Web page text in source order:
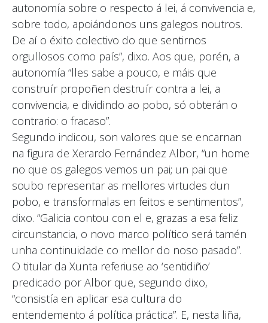
autonomía sobre o respecto á lei, á convivencia e,
sobre todo, apoiándonos uns galegos noutros.
De aí o éxito colectivo do que sentirnos
orgullosos como país”, dixo. Aos que, porén, a
autonomía “lles sabe a pouco, e máis que
construír propoñen destruír contra a lei, a
convivencia, e dividindo ao pobo, só obterán o
contrario: o fracaso”.
Segundo indicou, son valores que se encarnan
na figura de Xerardo Fernández Albor, “un home
no que os galegos vemos un pai; un pai que
soubo representar as mellores virtudes dun
pobo, e transformalas en feitos e sentimentos”,
dixo. “Galicia contou con el e, grazas a esa feliz
circunstancia, o novo marco político será tamén
unha continuidade co mellor do noso pasado”.
O titular da Xunta referiuse ao ‘sentidiño’
predicado por Albor que, segundo dixo,
“consistía en aplicar esa cultura do
entendemento á política práctica”. E, nesta liña,